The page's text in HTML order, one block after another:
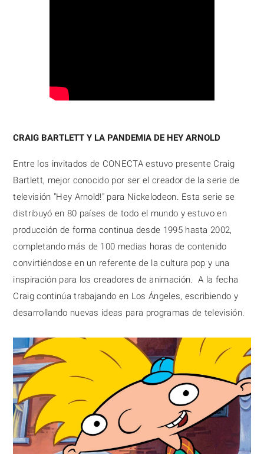
CRAIG BARTLETT Y LA PANDEMIA DE HEY ARNOLD
Entre los invitados de CONECTA estuvo presente Craig
Bartlett, mejor conocido por ser el creador de la serie de
televisión "Hey Arnold!" para Nickelodeon. Esta serie se
distribuyó en 80 países de todo el mundo y estuvo en
producción de forma continua desde 1995 hasta 2002,
completando más de 100 medias horas de contenido
convirtiéndose en un referente de la cultura pop y una
inspiración para los creadores de animación.  A la fecha
Craig continúa trabajando en Los Ángeles, escribiendo y
desarrollando nuevas ideas para programas de televisión.